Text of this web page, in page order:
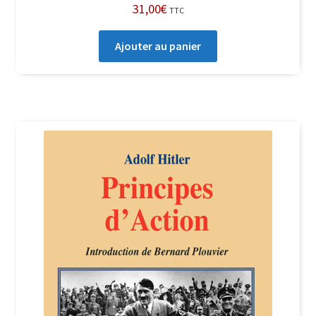
31,00€ TTC
Ajouter au panier